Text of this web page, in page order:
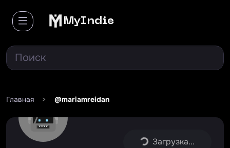
MyIndie
Главная > @mariamreidan
Загрузка...